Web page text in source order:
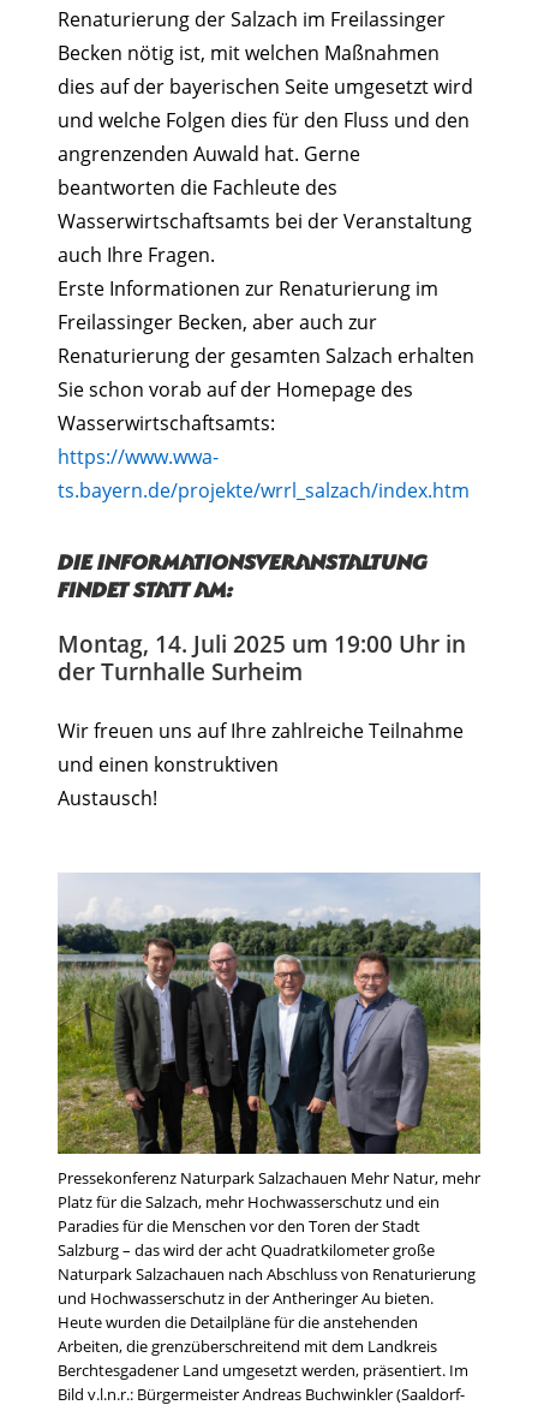
Renaturierung der Salzach im Freilassinger
Becken nötig ist, mit welchen Maßnahmen
dies auf der bayerischen Seite umgesetzt wird
und welche Folgen dies für den Fluss und den
angrenzenden Auwald hat. Gerne
beantworten die Fachleute des
Wasserwirtschaftsamts bei der Veranstaltung
auch Ihre Fragen.
Erste Informationen zur Renaturierung im
Freilassinger Becken, aber auch zur
Renaturierung der gesamten Salzach erhalten
Sie schon vorab auf der Homepage des
Wasserwirtschaftsamts:
https://www.wwa-
ts.bayern.de/projekte/wrrl_salzach/index.htm
Die Informationsveranstaltung
findet statt am:
Montag, 14. Juli 2025 um 19:00 Uhr in
der Turnhalle Surheim
Wir freuen uns auf Ihre zahlreiche Teilnahme
und einen konstruktiven
Austausch!
Pressekonferenz Naturpark Salzachauen Mehr Natur, mehr
Platz für die Salzach, mehr Hochwasserschutz und ein
Paradies für die Menschen vor den Toren der Stadt
Salzburg – das wird der acht Quadratkilometer große
Naturpark Salzachauen nach Abschluss von Renaturierung
und Hochwasserschutz in der Antheringer Au bieten.
Heute wurden die Detailpläne für die anstehenden
Arbeiten, die grenzüberschreitend mit dem Landkreis
Berchtesgadener Land umgesetzt werden, präsentiert. Im
Bild v.l.n.r.: Bürgermeister Andreas Buchwinkler (Saaldorf-